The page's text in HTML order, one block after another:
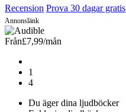
Recension Prova 30 dagar gratis
Annonslänk
Från£7,99/mån
1
4
Du äger dina ljudböcker